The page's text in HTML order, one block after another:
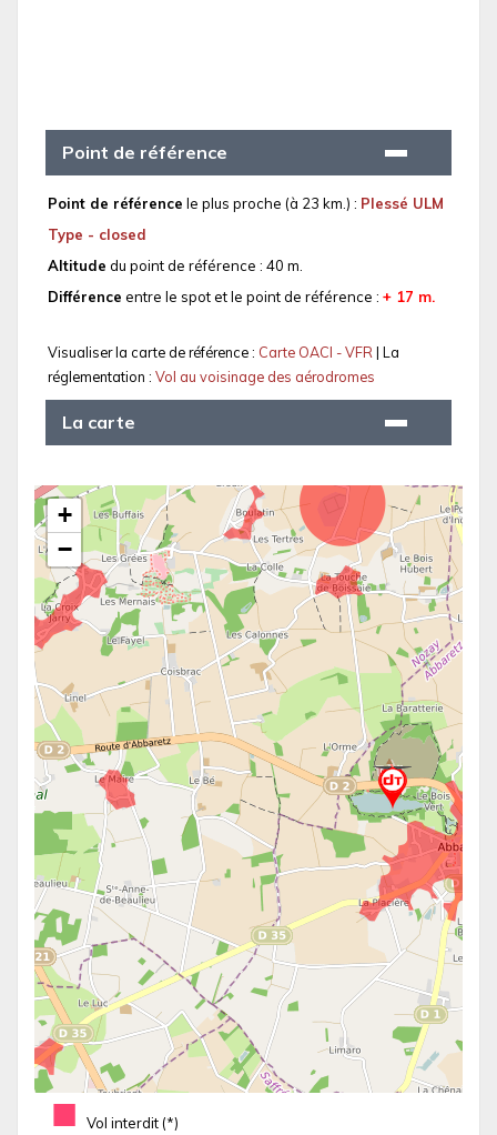
Point de référence
Point de référence le plus proche (à 23 km.) : Plessé ULM
Type - closed
Altitude du point de référence : 40 m.
Différence entre le spot et le point de référence : + 17 m.
Visualiser la carte de référence : Carte OACI - VFR| La
réglementation : Vol au voisinage des aérodromes
La carte
■ Vol interdit (*)